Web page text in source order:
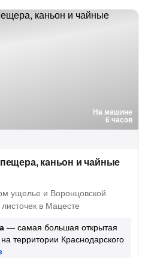
На машине
6 часов
каньон и чайные
ущелье и Воронцовской
в Мацесте
— самая большая открытая
территории Краснодарского